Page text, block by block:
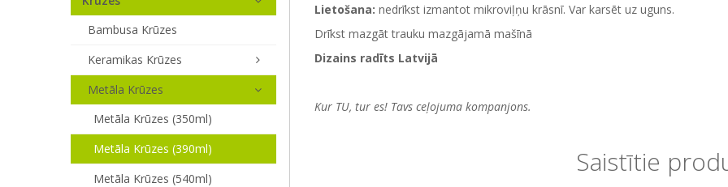
Lietošana: nedrīkst izmantot mikroviļņu krāsnī. Var karsēt uz uguns.
Drīkst mazgāt trauku mazgājamā mašīnā
Dizains radīts Latvijā
Kur TU, tur es! Tavs ceļojuma kompanjons.
Saistītie
Bambusa Krūzes
Keramikas Krūzes
Metāla Krūzes
Metāla Krūzes (350ml)
Metāla Krūzes (390ml)
Metāla Krūzes (540ml)